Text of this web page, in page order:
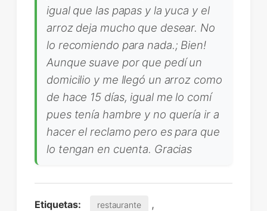
igual que las papas y la yuca y el
arroz deja mucho que desear. No
lo recomiendo para nada.; Bien!
Aunque suave por que pedí un
domicilio y me llegó un arroz como
de hace 15 días, igual me lo comí
pues tenía hambre y no quería ir a
hacer el reclamo pero es para que
lo tengan en cuenta. Gracias
Etiquetas: restaurante ,